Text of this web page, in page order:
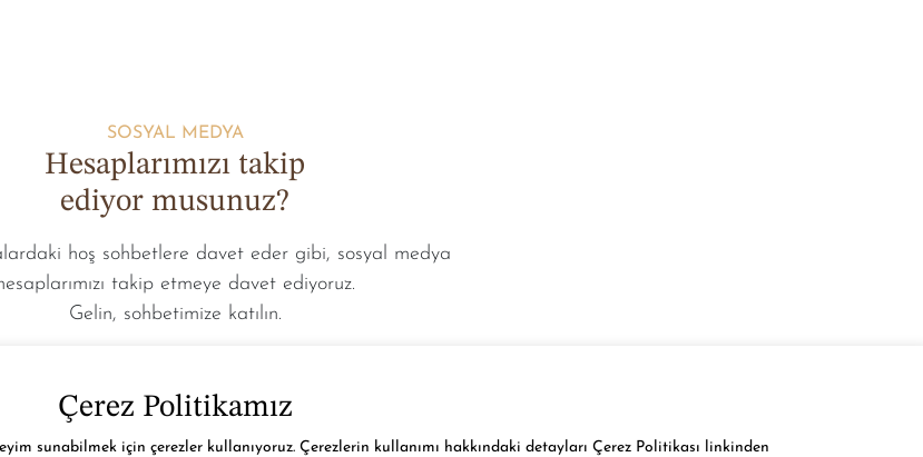
SOSYAL MEDYA
Hesaplarımızı takip
ediyor musunuz?
hoş sohbetlere davet eder gibi, sosyal medya
takip etmeye davet ediyoruz.
Gelin, sohbetimize katılın.
Çerez Politikamız
sunabilmek için çerezler kullanıyoruz. Çerezlerin kullanımı hakkındaki detayları Çerez Politikası linkinden